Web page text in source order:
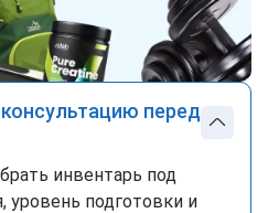
перед
инвентарь под
уровень подготовки и